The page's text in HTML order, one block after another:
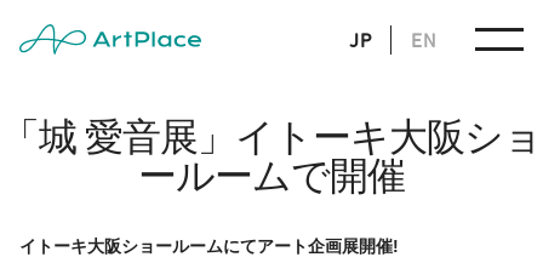
JP EN
「城 愛音展」イトーキ大阪ショ
ールームで開催
イトーキ大阪ショールームにてアート企画展開催!